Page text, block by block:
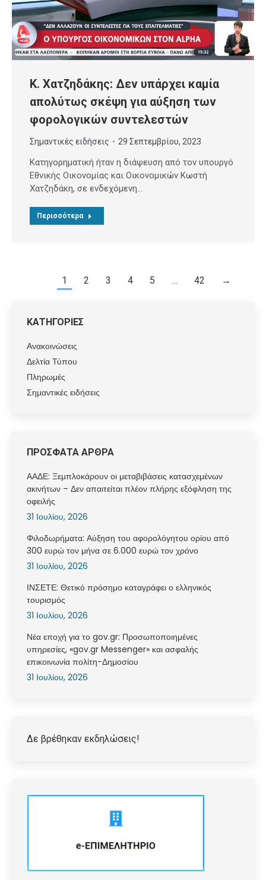
Κ. Χατζηδάκης: Δεν υπάρχει καμία
απολύτως σκέψη για αύξηση των
φορολογικών συντελεστών
Σημαντικές ειδήσεις 29 Σεπτεμβρίου, 2023
Κατηγορηματική ήταν η διάψευση από τον υπουργό
Εθνικής Οικονομίας και Οικονομικών Κωστή
Χατζηδάκη, σε ενδεχόμενη…
Περισσότερα
1 2 3 4 5 … 42 →
ΚΑΤΗΓΟΡΙΕΣ
Ανακοινώσεις
Δελτία Τύπου
Πληρωμές
Σημαντικές ειδήσεις
ΠΡΟΣΦΑΤΑ ΑΡΘΡΑ
ΑΑΔΕ: Ξεμπλοκάρουν οι μεταβιβάσεις κατασχεμένων
ακινήτων – Δεν απαιτείται πλέον πλήρης εξόφληση της
οφειλής
31 Ιουλίου, 2026
Φιλοδωρήματα: Αύξηση του αφορολόγητου ορίου από
300 ευρώ τον μήνα σε 6.000 ευρώ τον χρόνο
31 Ιουλίου, 2026
ΙΝΣΕΤΕ: Θετικό πρόσημο καταγράφει ο ελληνικός
τουρισμός
31 Ιουλίου, 2026
Νέα εποχή για το gov.gr: Προσωποποιημένες
υπηρεσίες, «gov.gr Messenger» και ασφαλής
επικοινωνία πολίτη-Δημοσίου
31 Ιουλίου, 2026
Δε βρέθηκαν εκδηλώσεις!